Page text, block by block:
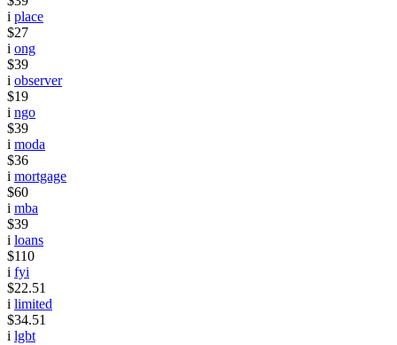
i place
$27
i ong
$39
i observer
$19
i ngo
$39
i moda
$36
i mortgage
$60
i mba
$39
i loans
$110
i fyi
$22.51
i limited
$34.51
i lgbt